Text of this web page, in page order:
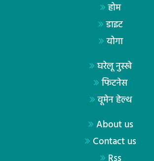
होम
डाइट
योगा
घरेलू नुस्खे
फिटनेस
वूमेन हेल्थ
About us
Contact us